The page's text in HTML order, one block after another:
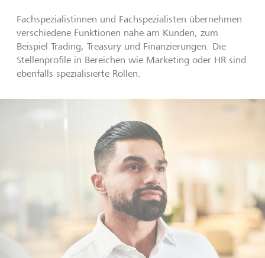
Fachspezialistinnen und Fachspezialisten übernehmen
verschiedene Funktionen nahe am Kunden, zum
Beispiel Trading, Treasury und Finanzierungen. Die
Stellenprofile in Bereichen wie Marketing oder HR sind
ebenfalls spezialisierte Rollen.